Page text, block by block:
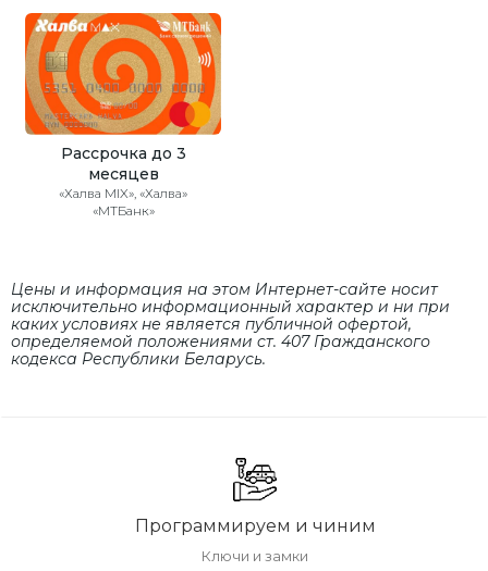
Рассрочка до 3
месяцев
«Халва MIX», «Халва»
«МТБанк»
Цены и информация на этом Интернет-сайте носит
исключительно информационный характер и ни при
каких условиях не является публичной офертой,
определяемой положениями cт. 407 Гражданского
кодекса Республики Беларусь.
Программируем и чиним
Ключи и замки